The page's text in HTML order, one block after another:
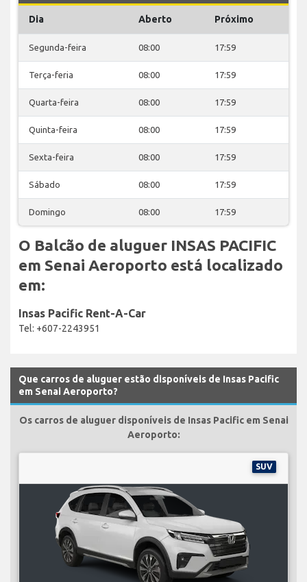
Dia Aberto Próximo
Segunda-feira 08:00 17:59
Terça-feria 08:00 17:59
Quarta-feira 08:00 17:59
Quinta-feira 08:00 17:59
Sexta-feira 08:00 17:59
Sábado 08:00 17:59
Domingo 08:00 17:59
O Balcão de aluguer INSAS PACIFIC
em Senai Aeroporto está localizado
em:
Insas Pacific Rent-A-Car
Tel: +607-2243951
Que carros de aluguer estão disponíveis de Insas Pacific
em Senai Aeroporto?
Os carros de aluguer disponíveis de Insas Pacific em Senai
Aeroporto:
SUV